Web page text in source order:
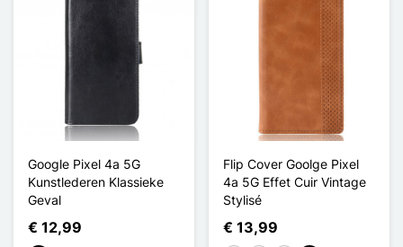
Google Pixel 4a 5G
Kunstlederen Klassieke
Geval
€ 12,99
Flip Cover Goolge Pixel
4a 5G Effet Cuir Vintage
Stylisé
€ 13,99